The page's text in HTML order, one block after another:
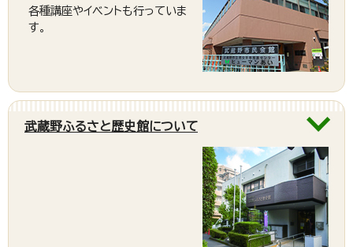
各種講座やイベントも行っていま
す。
武蔵野ふるさと歴史館について